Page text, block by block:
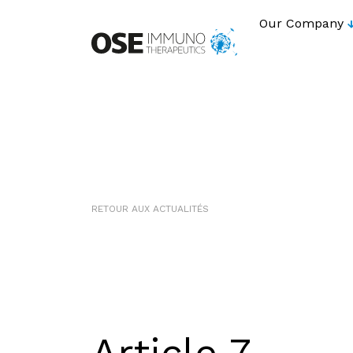
Our Company
RETOUR AUX ACTUALITÉS